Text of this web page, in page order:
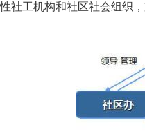
性社工机构和社区社会组织